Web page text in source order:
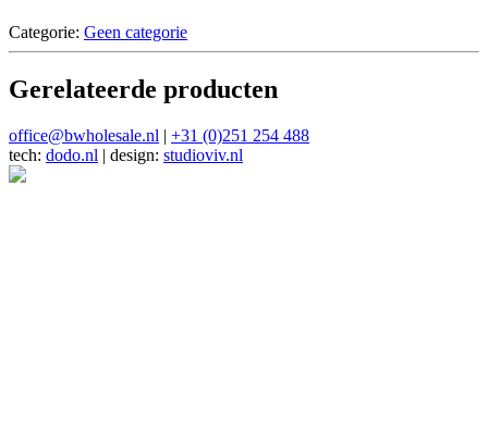
Categorie: Geen categorie
Gerelateerde producten
office@bwholesale.nl | +31 (0)251 254 488
tech: dodo.nl | design: studioviv.nl